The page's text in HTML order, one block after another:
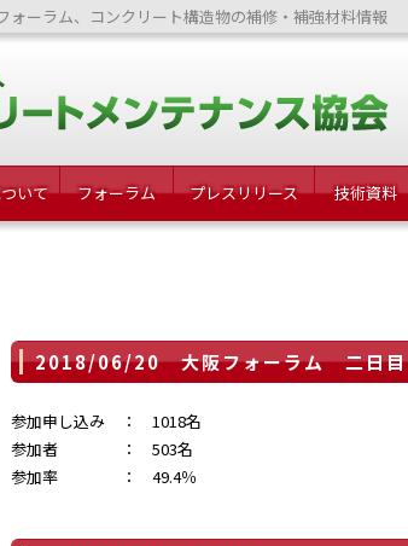
ォーラム、コンクリート構造物の補修・補強材料情報
いて フォーラム プレスリリース 技術資料
2018/06/20 大阪フォーラム 二日目
参加申し込み ： 1018名
参加者 ： 503名
参加率 ： 49.4％